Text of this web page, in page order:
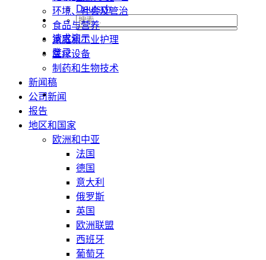
Deutsch
请求演示
登录
环境、社会及管治
食品与营养
家庭和工业护理
医疗设备
制药和生物技术
新闻稿
公司新闻
报告
地区和国家
欧洲和中亚
法国
德国
意大利
俄罗斯
英国
欧洲联盟
西班牙
葡萄牙